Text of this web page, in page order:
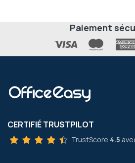
Paiement
CERTIFIÉ TRUSTPILOT
TrustScore 4.5